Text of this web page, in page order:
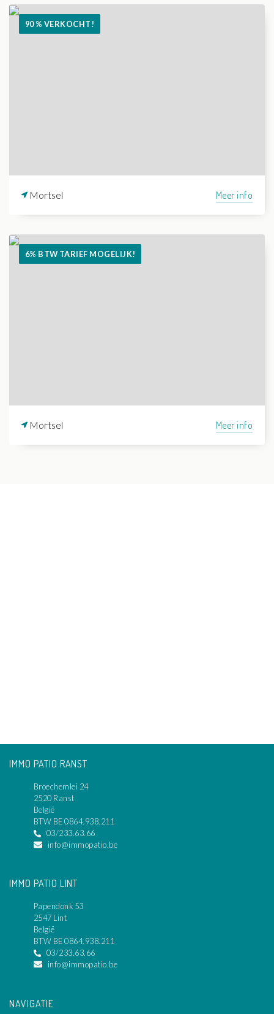
90 % VERKOCHT!
Mortsel Meer info
6% BTW TARIEF MOGELIJK!
Mortsel Meer info
IMMO PATIO RANST
Broechemlei 24
2520 Ranst
België
BTW BE 0864.938.211
03/233.63.66
info@immopatio.be
IMMO PATIO LINT
Papendonk 53
2547 Lint
België
BTW BE 0864.938.211
03/233.63.66
info@immopatio.be
NAVIGATIE